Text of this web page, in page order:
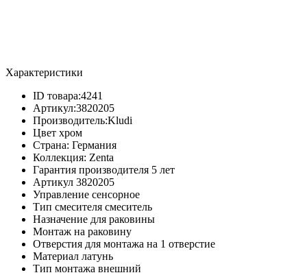
Характеристики
ID товара:4241
Артикул:3820205
Производитель:Kludi
Цвет хром
Страна: Германия
Коллекция: Zenta
Гарантия производителя 5 лет
Артикул 3820205
Управление сенсорное
Тип смесителя смеситель
Назначение для раковины
Монтаж на раковину
Отверстия для монтажа на 1 отверстие
Материал латунь
Тип монтажа внешний